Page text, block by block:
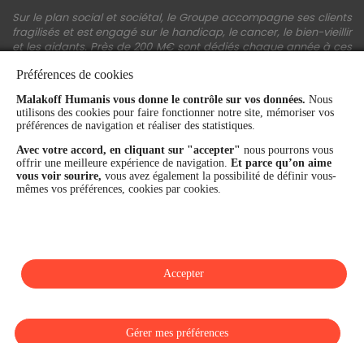
Sur le plan social et sociétal, le Groupe accompagne ses clients
fragilisés et est engagé sur le handicap, le cancer, le bien-vieillir
et les aidants. Près de 200 M€ sont dédiés chaque année à ces
financière et la performance du Groupe sont confirmées par une
notation A+ attribuée depuis 4 ans par S&P Global Ratings et
Fitch Ratings. Sur les plans extra-financiers, Malakoff Humanis
figure parmi les 2% des entreprises les mieux notées au monde
en matière de critères RSE (Ecovadis, niveau Gold - 81/100 en
2026). Enfin, Malakoff Humanis est certifié Top Employer France
par le Top Employers Institute depuis 3 ans.
Préférences de cookies
Malakoff Humanis vous donne le contrôle sur vos données. Nous
utilisons des cookies pour faire fonctionner notre site, mémoriser vos
préférences de navigation et réaliser des statistiques.
Avec votre accord, en cliquant sur "accepter" nous pourrons vous
offrir une meilleure expérience de navigation. Et parce qu’on aime
vous voir sourire, vous avez également la possibilité de définir vous-
mêmes vos préférences, cookies par cookies.
Gérer mes préférences
Accepter